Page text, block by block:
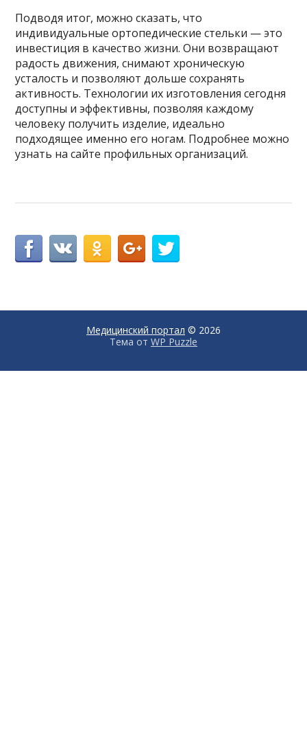
Подводя итог, можно сказать, что
индивидуальные ортопедические стельки — это
инвестиция в качество жизни. Они возвращают
радость движения, снимают хроническую
усталость и позволяют дольше сохранять
активность. Технологии их изготовления сегодня
доступны и эффективны, позволяя каждому
человеку получить изделие, идеально
подходящее именно его ногам. Подробнее можно
узнать на сайте профильных организаций.
Медицинский портал © 2026
Тема от WP Puzzle